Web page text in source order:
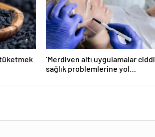
tüketmek
‘Merdiven altı uygulamalar ciddi
sağlık problemlerine yol